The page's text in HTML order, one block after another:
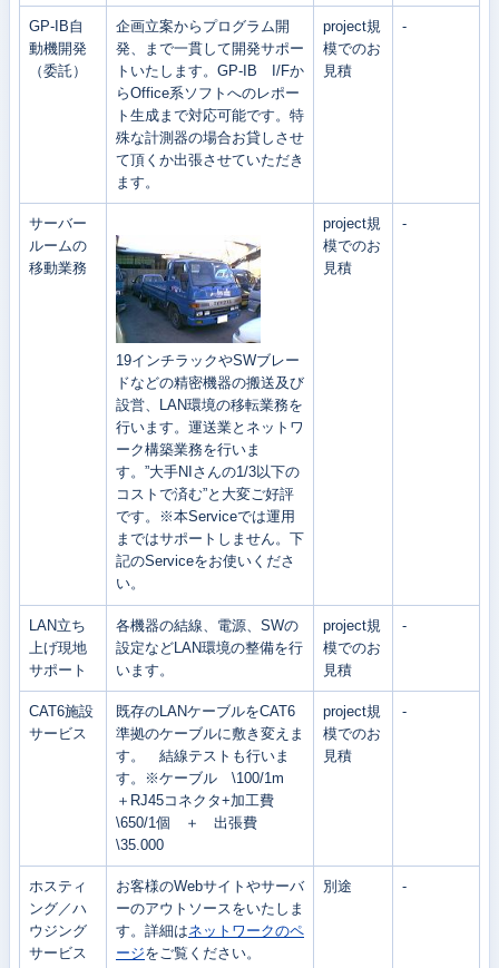
GP-IB自
動機開発
（委託）
企画立案からプログラム開
発、まで一貫して開発サポー
トいたします。GP-IB I/Fか
らOffice系ソフトへのレポー
ト生成まで対応可能です。特
殊な計測器の場合お貸しさせ
て頂くか出張させていただき
ます。
project規
模でのお
見積
-
サーバー
ルームの
移動業務
19インチラックやSWブレー
ドなどの精密機器の搬送及び
設営、LAN環境の移転業務を
行います。運送業とネットワ
ーク構築業務を行いま
す。”大手NIさんの1/3以下の
コストで済む”と大変ご好評
です。※本Serviceでは運用
まではサポートしません。下
記のServiceをお使いくださ
い。
project規
模でのお
見積
-
LAN立ち
上げ現地
サポート
各機器の結線、電源、SWの
設定などLAN環境の整備を行
います。
project規
模でのお
見積
-
CAT6施設
サービス
既存のLANケーブルをCAT6
準拠のケーブルに敷き変えま
す。 結線テストも行いま
す。※ケーブル \100/1m
＋RJ45コネクタ+加工費
\650/1個 ＋ 出張費
\35.000
project規
模でのお
見積
-
ホスティ
ング／ハ
ウジング
サービス
お客様のWebサイトやサーバ
ーのアウトソースをいたしま
す。詳細はネットワークのペ
ージをご覧ください。
別途 -